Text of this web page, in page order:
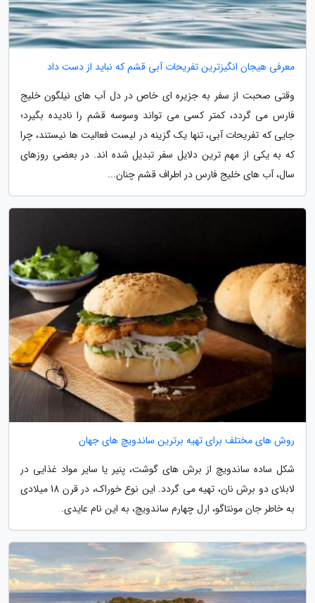
معرفی هیجان انگیزترین تفریحات آبی قشم که نباید از دست داد
وقتی صحبت از سفر به جزیره ای خاص در دل آب های نیلگون خلیج
فارس می گردد، کمتر کسی می تواند وسوسه قشم را نادیده بگیرد؛
جایی که تفریحات آبی، تنها یک گزینه در لیست فعالیت ها نیستند، چرا
که به یکی از مهم ترین دلایل سفر تبدیل شده اند. در بعضی روزهای
سال، آب های خلیج فارس در اطراف قشم چنان...
روش های مختلف برای تهیه برترین ساندویچ های جهان
شکل ساده ساندویچ از برش های گوشت، پنیر یا سایر مواد غذایی در
لابلای دو برش نان، تهیه می گردد. این نوع خوراک، در قرن 18 میلادی
به خاطر جان مونتاگو، ارل چهارم ساندویچ، به این نام عایدی.